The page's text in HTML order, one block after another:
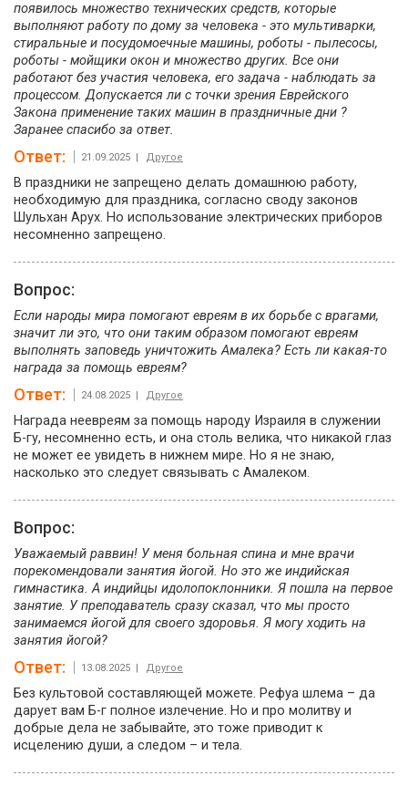
появилось множество технических средств, которые
выполняют работу по дому за человека - это мультиварки,
стиральные и посудомоечные машины, роботы - пылесосы,
роботы - мойщики окон и множество других. Все они
работают без участия человека, его задача - наблюдать за
процессом. Допускается ли с точки зрения Еврейского
Закона применение таких машин в праздничные дни ?
Заранее спасибо за ответ.
Ответ: 21.09.2025 | Другое
В праздники не запрещено делать домашнюю работу,
необходимую для праздника, согласно своду законов
Шульхан Арух. Но использование электрических приборов
несомненно запрещено.
Вопрос:
Если народы мира помогают евреям в их борьбе с врагами,
значит ли это, что они таким образом помогают евреям
выполнять заповедь уничтожить Амалека? Есть ли какая-то
награда за помощь евреям?
Ответ: 24.08.2025 | Другое
Награда неевреям за помощь народу Израиля в служении
Б-гу, несомненно есть, и она столь велика, что никакой глаз
не может ее увидеть в нижнем мире. Но я не знаю,
насколько это следует связывать с Амалеком.
Вопрос:
Уважаемый раввин! У меня больная спина и мне врачи
порекомендовали занятия йогой. Но это же индийская
гимнастика. А индийцы идолопоклонники. Я пошла на первое
занятие. У преподаватель сразу сказал, что мы просто
занимаемся йогой для своего здоровья. Я могу ходить на
занятия йогой?
Ответ: 13.08.2025 | Другое
Без культовой составляющей можете. Рефуа шлема – да
дарует вам Б-г полное излечение. Но и про молитву и
добрые дела не забывайте, это тоже приводит к
исцелению души, а следом – и тела.